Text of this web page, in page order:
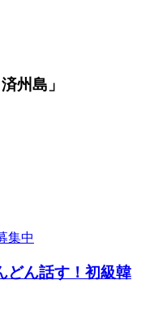
州島」
集中
どん話す！初級韓